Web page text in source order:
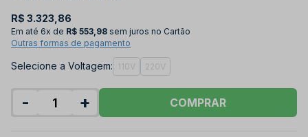
R$ 3.323,86
Em até 6x de R$ 553,98 sem juros no Cartão
Outras formas de pagamento
Selecione a Voltagem: 110V 220V
- + COMPRAR